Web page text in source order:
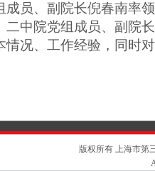
成员、副院长倪春南率
二中院党组成员、副院
情况、工作经验，同时
版权所有 上海市第